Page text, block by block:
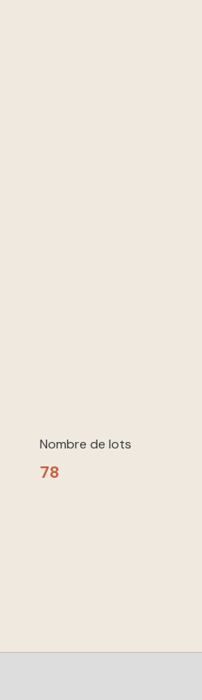
Nombre de lots
78